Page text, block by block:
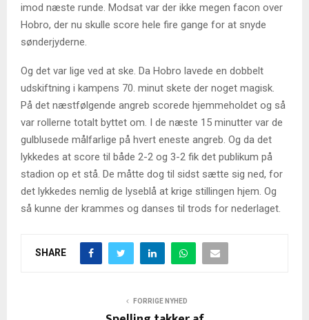
imod næste runde. Modsat var der ikke megen facon over
Hobro, der nu skulle score hele fire gange for at snyde
sønderjyderne.
Og det var lige ved at ske. Da Hobro lavede en dobbelt
udskiftning i kampens 70. minut skete der noget magisk.
På det næstfølgende angreb scorede hjemmeholdet og så
var rollerne totalt byttet om. I de næste 15 minutter var de
gulblusede målfarlige på hvert eneste angreb. Og da det
lykkedes at score til både 2-2 og 3-2 fik det publikum på
stadion op et stå. De måtte dog til sidst sætte sig ned, for
det lykkedes nemlig de lyseblå at krige stillingen hjem. Og
så kunne der krammes og danses til trods for nederlaget.
SHARE
FORRIGE NYHED